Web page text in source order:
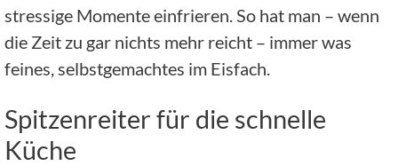
stressige Momente einfrieren. So hat man – wenn
die Zeit zu gar nichts mehr reicht – immer was
feines, selbstgemachtes im Eisfach.
Spitzenreiter für die schnelle
Küche